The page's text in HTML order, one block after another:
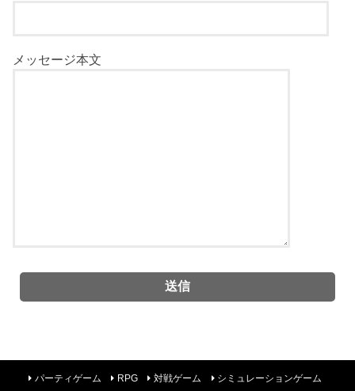
メッセージ本文
パーティゲーム RPG 対戦ゲーム シミュレーションゲーム